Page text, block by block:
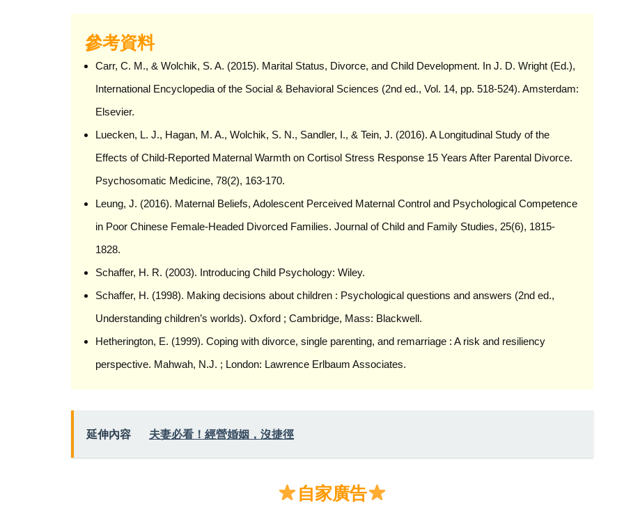
參考資料
Carr, C. M., & Wolchik, S. A. (2015). Marital Status, Divorce, and Child Development. In J. D. Wright (Ed.),
International Encyclopedia of the Social & Behavioral Sciences (2nd ed., Vol. 14, pp. 518-524). Amsterdam:
Elsevier.
Luecken, L. J., Hagan, M. A., Wolchik, S. N., Sandler, I., & Tein, J. (2016). A Longitudinal Study of the
Effects of Child-Reported Maternal Warmth on Cortisol Stress Response 15 Years After Parental Divorce.
Psychosomatic Medicine, 78(2), 163-170.
Leung, J. (2016). Maternal Beliefs, Adolescent Perceived Maternal Control and Psychological Competence
in Poor Chinese Female-Headed Divorced Families. Journal of Child and Family Studies, 25(6), 1815-
1828.
Schaffer, H. R. (2003). Introducing Child Psychology: Wiley.
Schaffer, H. (1998). Making decisions about children : Psychological questions and answers (2nd ed.,
Understanding children’s worlds). Oxford ; Cambridge, Mass: Blackwell.
Hetherington, E. (1999). Coping with divorce, single parenting, and remarriage : A risk and resiliency
perspective. Mahwah, N.J. ; London: Lawrence Erlbaum Associates.
延伸內容 夫妻必看！經營婚姻，沒捷徑
自家廣告